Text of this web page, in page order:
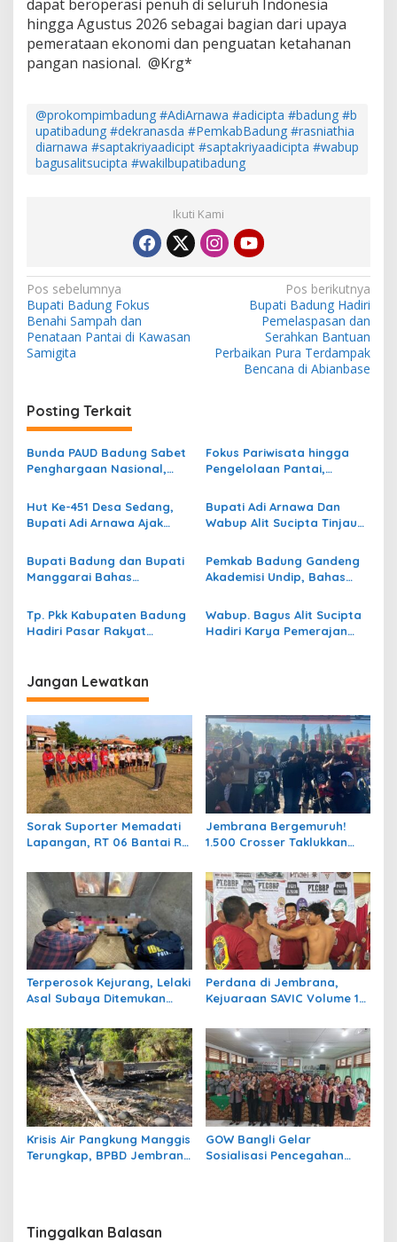
dapat beroperasi penuh di seluruh Indonesia
hingga Agustus 2026 sebagai bagian dari upaya
pemerataan ekonomi dan penguatan ketahanan
pangan nasional. @Krg*
@prokompimbadung #AdiArnawa #adicipta #badung #b
upatibadung #dekranasda #PemkabBadung #rasniathia
diarnawa #saptakriyaadicipt #saptakriyaadicipta #wabup
bagusalitsucipta #wakilbupatibadung
Ikuti Kami
N
a
v
i
a
s
i
o
Pos sebelumnya
Bupati Badung Fokus
Benahi Sampah dan
Penataan Pantai di Kawasan
Samigita
Pos berikutnya
Bupati Badung Hadiri
Pemelaspasan dan
Serahkan Bantuan
Perbaikan Pura Terdampak
Bencana di Abianbase
Posting Terkait
Bunda PAUD Badung Sabet
Penghargaan Nasional,
Pendidikan Anak Usia Dini
Fokus Pariwisata hingga
Pengelolaan Pantai,
Kerja Sama Dengan Kota
Fujisawa Jepang
Hut Ke-451 Desa Sedang,
Bupati Adi Arnawa Ajak
Pembangunan
Infrastruktur
Bupati Adi Arnawa Dan
Wabup Alit Sucipta Tinjau
Pengendali Banjir Di Kuta
Bupati Badung dan Bupati
Manggarai Bahas
hingga Peningkatan
Kualitas SDM
Pemkab Badung Gandeng
Akademisi Undip, Bahas
Kebijakan Strategis Daerah
Tp. Pkk Kabupaten Badung
Hadiri Pasar Rakyat
Wabup. Bagus Alit Sucipta
Hadiri Karya Pemerajan
Jangan Lewatkan
Sorak Suporter Memadati
Lapangan, RT 06 Bantai RT
Bergengsi Desa Bumiharja
Jembrana Bergemuruh!
1.500 Crosser Taklukkan
Kota Negara ke-131
Terperosok Kejurang, Lelaki
Asal Subaya Ditemukan
Pohon Juwet
Perdana di Jembrana,
Kejuaraan SAVIC Volume 1
Bali
Krisis Air Pangkung Manggis
Terungkap, BPBD Jembrana
GOW Bangli Gelar
Sosialisasi Pencegahan
Tinggalkan Balasan